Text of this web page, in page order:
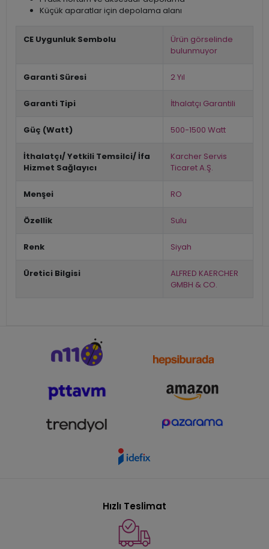
Küçük aparatlar için depolama alanı
CE Uygunluk Sembolu
Ürün görselinde
bulunmuyor
Garanti Süresi 2 Yıl
Garanti Tipi İthalatçı Garantili
Güç (Watt) 500-1500 Watt
İthalatçı/ Yetkili Temsilci/ İfa
Hizmet Sağlayıcı
Karcher Servis
Ticaret A.Ş.
Menşei RO
Özellik Sulu
Renk Siyah
Üretici Bilgisi
ALFRED KAERCHER
GMBH & CO.
Hızlı Teslimat